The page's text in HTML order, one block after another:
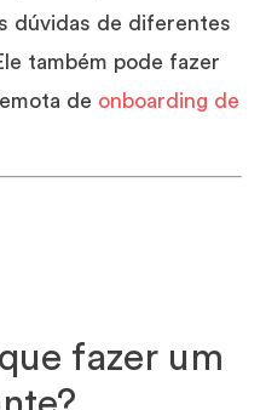
dúvidas de diferentes
também pode fazer
de onboarding de
fazer um